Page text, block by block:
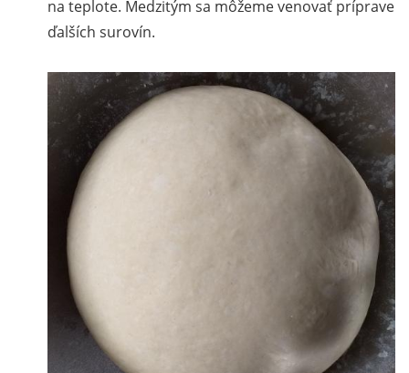
na teplote. Medzitým sa môžeme venovať príprave
ďalších surovín.